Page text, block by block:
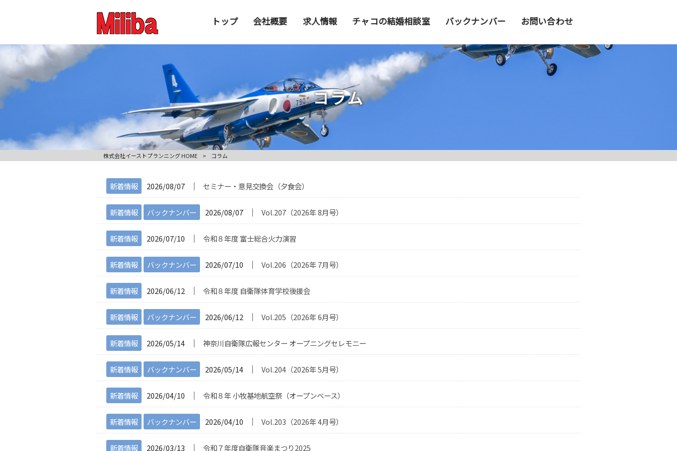
トップ 会社概要 求人情報 チャコの結婚相談室 バックナンバー お問い合わせ
コラム
株式会社イーストプランニング HOME > コラム
新着情報 2026/08/07 │ セミナー・意見交換会（夕食会）
新着情報 バックナンバー 2026/08/07 │ Vol.207（2026年 8月号）
新着情報 2026/07/10 │ 令和８年度 富士総合火力演習
新着情報 バックナンバー 2026/07/10 │ Vol.206（2026年 7月号）
新着情報 2026/06/12 │ 令和８年度 自衛隊体育学校後援会
新着情報 バックナンバー 2026/06/12 │ Vol.205（2026年 6月号）
新着情報 2026/05/14 │ 神奈川自衛隊広報センター オープニングセレモニー
新着情報 バックナンバー 2026/05/14 │ Vol.204（2026年 5月号）
新着情報 2026/04/10 │ 令和８年 小牧基地航空祭（オープンベース）
新着情報 バックナンバー 2026/04/10 │ Vol.203（2026年 4月号）
新着情報 2026/03/13 │ 令和７年度自衛隊音楽まつり2025